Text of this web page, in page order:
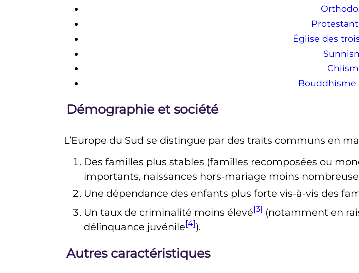
Église des
Démographie et société
L’Europe du Sud se distingue par des traits communs en
Des familles plus stables (familles recomposées ou
importants, naissances hors-mariage moins
Une dépendance des enfants plus forte vis-à-vis des
Un taux de criminalité moins élevé[3] (notamment en
délinquance juvénile[4]).
Autres caractéristiques